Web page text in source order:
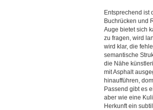
Entsprechend ist
Buchrücken und
Auge bietet sich
zu fragen, wird
wird klar, die
semantische
die Nähe
mit Asphalt
hinaufführen,
Passend gibt es
aber wie eine
Herkunft ein